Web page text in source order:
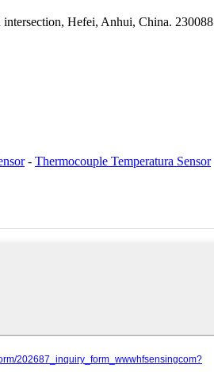
intersection, Hefei, Anhui, China. 230088
- Thermocouple Temperatura Sensor